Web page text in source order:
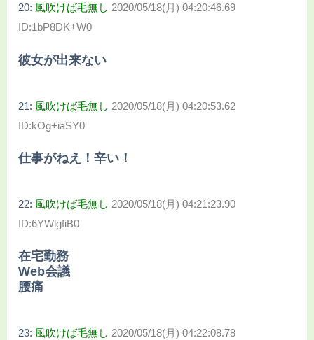
20: 風吹けば毛無し 2020/05/18(月) 04:20:46.69
ID:1bP8DK+W0
彼女が出来ない
21: 風吹けば毛無し 2020/05/18(月) 04:20:53.62
ID:kOg+iaSY0
仕事がねえ！辛い！
22: 風吹けば毛無し 2020/05/18(月) 04:21:23.90
ID:6YWlgfiB0
在宅勤務
Web会議
腰痛
23: 風吹けば毛無し 2020/05/18(月) 04:22:08.78